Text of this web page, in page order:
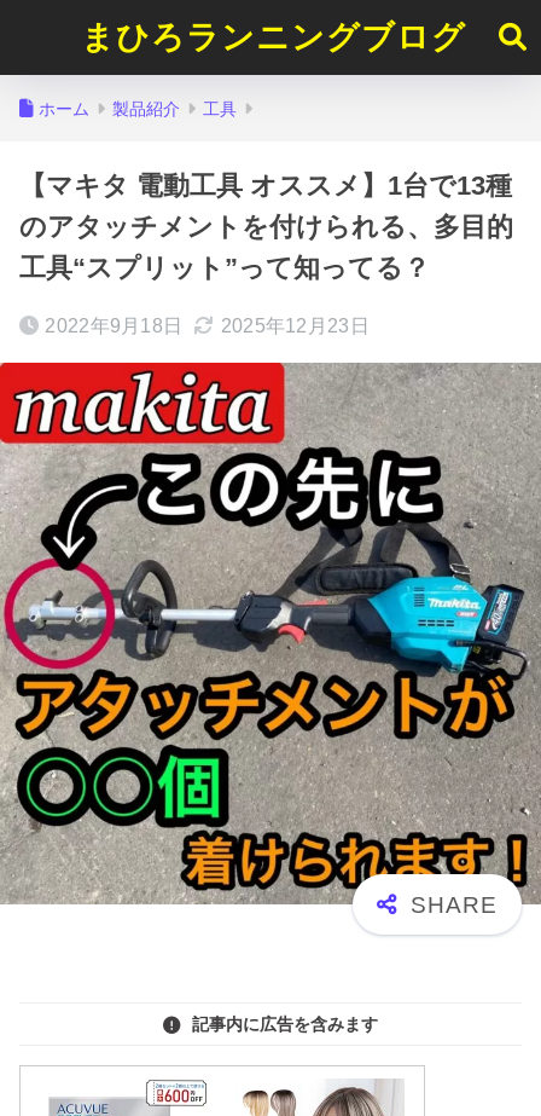
まひろランニングブログ
ホーム 製品紹介 工具
【マキタ 電動工具 オススメ】1台で13種
のアタッチメントを付けられる、多目的
工具“スプリット”って知ってる？
2022年9月18日 2025年12月23日
記事内に広告を含みます